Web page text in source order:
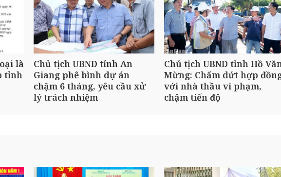
là
tỉnh
Chủ tịch UBND tỉnh An
Giang phê bình dự án
chậm 6 tháng, yêu cầu xử
lý trách nhiệm
Chủ tịch UBND tỉnh Hồ
Mừng: Chấm dứt hợp
với nhà thầu vi phạm,
chậm tiến độ